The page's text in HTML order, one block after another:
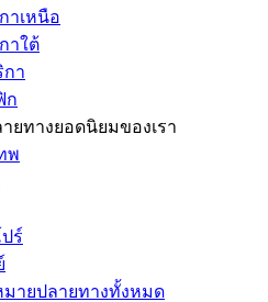
าเหนือ
าใต้
กา
ก
ยทางยอดนิยมของเรา
พ
ร์
มายปลายทางทั้งหมด